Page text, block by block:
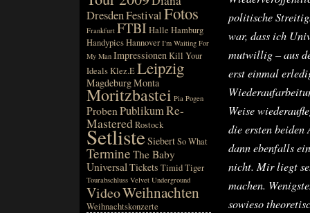
politische
war, dass ich
mutwillig – aus
erst einmal
Weise
die ersten beiden
dann ebenfalls
nicht. Mir liegt
machen.
sowieso
DresdenFestivalFotos
Frankfurt FTBIHalle Hamburg
HandypicsHannover I'm Waiting For
My Man ImpressionenKill Your
IdealsKlez.ELeipzig
MagdeburgMonta
Moritzbastei Pia Pogen
ProbenPublikumRe-
MasteredRostock
SetlisteSiebertSo What
Termine The Baby
UniversalTickets Timid Tiger
Tourabschluss Velvet Underground
VideoWeihnachten
Weihnachtskonzerte